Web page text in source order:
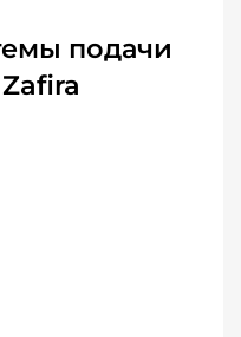
подачи